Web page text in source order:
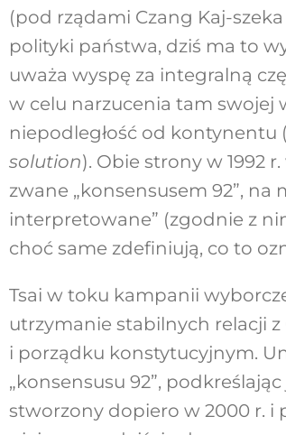
(pod rządami Czang Kaj-
polityki państwa, dziś ma to
uważa wyspę za integralną
w celu narzucenia tam swojej
niepodległość od kontynentu
solution). Obie strony w 1992
zwane „konsensusem 92”,
interpretowane” (zgodnie z
choć same zdefiniują, co to
Tsai w toku kampanii
utrzymanie stabilnych relacji
i porządku konstytucyjnym.
„konsensusu 92”,
stworzony dopiero w 2000 r. i